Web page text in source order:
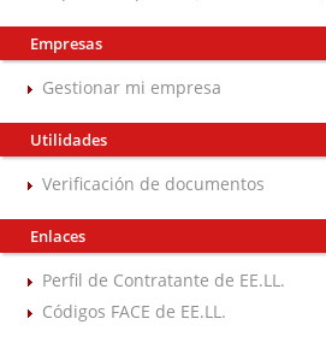
Empresas
Gestionar mi empresa
Utilidades
Verificación de documentos
Enlaces
Perfil de Contratante de EE.LL.
Códigos FACE de EE.LL.